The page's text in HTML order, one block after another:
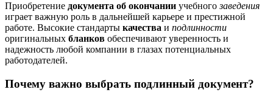
Приобретение документа об окончании учебногозаведения
играет важную роль в дальнейшей карьере и престижной
работе. Высокие стандарты качества и подлинности
оригинальных бланков обеспечивают уверенность и
надежность любой компании в глазах потенциальных
работодателей.
Почему важно выбрать подлинный документ?